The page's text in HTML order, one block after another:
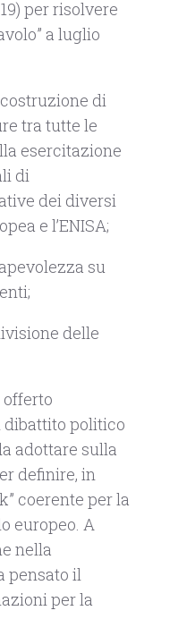
per risolvere
a luglio
di
tra tutte le
esercitazione
di
dei diversi
e l’ENISA;
su
delle
offerto
dibattito politico
adottare sulla
definire, in
coerente per la
europeo. A
nella
pensato il
per la